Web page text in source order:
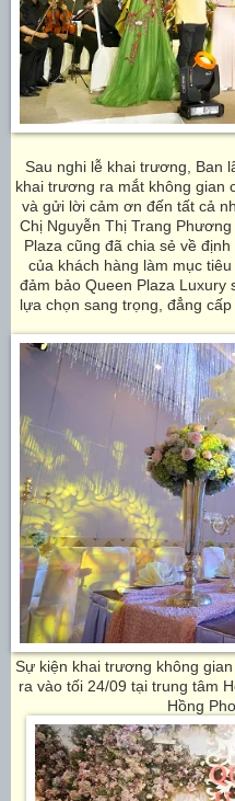
Sau nghi lễ khai trương, Ban
khai trương ra mắt không gian
và gửi lời cảm ơn đến tất cả
Chị Nguyễn Thị Trang
Plaza cũng đã chia sẻ về
của khách hàng làm mục
đảm bảo Queen Plaza Luxury
lựa chọn sang trọng, đẳng
Sự kiện khai trương không
ra vào tối 24/09 tại trung tâm
Hồng